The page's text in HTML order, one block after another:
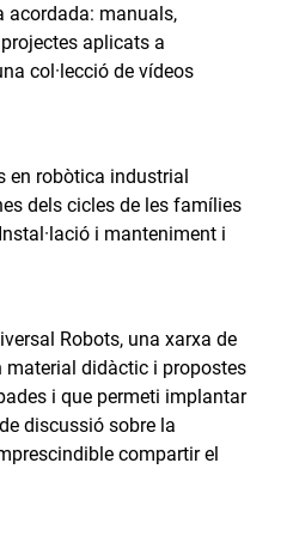
acordada: manuals,
aplicats a
col·lecció de vídeos
en robòtica industrial
dels cicles de les famílies
i manteniment i
Robots, una xarxa de
material didàctic i propostes
i que permeti implantar
discussió sobre la
compartir el